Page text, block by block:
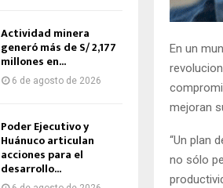
En un
mejoran
“Un plan
no sólo
Actividad minera
generó más de S/ 2,177
millones en...
6 de agosto de 2026
Poder Ejecutivo y
Huánuco articulan
acciones para el
desarrollo...